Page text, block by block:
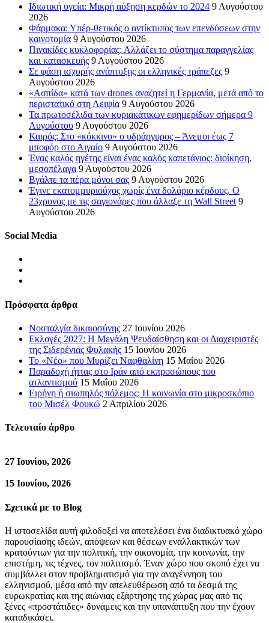
Ιδιωτική υγεία: Μικρή αύξηση κερδών το 2024 9 Αυγούστου
2026
Φάρμακα: Υπέρ-θετικός ο αντίκτυπος των επενδύσεων στην
καινοτομία 9 Αυγούστου 2026
Πινακίδες κυκλοφορίας: Αλλάζει το σύστημα παραγγελίας
και κατασκευής 9 Αυγούστου 2026
Σε φάση ισχυρής ανάπτυξης οι ελληνικές τράπεζες 9
Αυγούστου 2026
«Ασπίδα» κατά των drones αναζητεί η Γερμανία, μετά από το
περιστατικό στη Λειψία 9 Αυγούστου 2026
Τα πρωτοσέλιδα των κυριακάτικων εφημερίδων σήμερα 9
Αυγούστου 9 Αυγούστου 2026
Καιρός: Στο «κόκκινο» ο υδράργυρος – Άνεμοι έως 7
μποφόρ στο Αιγαίο 9 Αυγούστου 2026
Ένας καλός ηγέτης είναι ένας καλός καπετάνιος: διοίκηση,
μεσοπέλαγα 9 Αυγούστου 2026
Βγάλτε τα πέρα μόνοι σας 9 Αυγούστου 2026
Έγινε εκατομμυριούχος χωρίς ένα δολάριο κέρδους. Ο
23χρονος με τις σαγιονάρες που άλλαξε τη Wall Street 9
Αυγούστου 2026
Social Media
Πρόσφατα άρθρα
Νοσταλγία δικαιοσύνης 27 Ιουνίου 2026
Εκλογές 2027: Η Μεγάλη Ψευδαίσθηση και οι Διαχειριστές
της Σιδερένιας Φυλακής 15 Ιουνίου 2026
Το «Νέο» που Μυρίζει Ναφθαλίνη 15 Μαΐου 2026
Παραδοχή ήττας στο Ιράν από εκπροσώπους του
ατλαντισμού 15 Μαΐου 2026
Ειρήνη ή σιωπηλός πόλεμος; Η κοινωνία στο μικροσκόπιο
του Μισέλ Φουκώ 2 Απριλίου 2026
Τελευταίο άρθρο
27 Ιουνίου, 2026
15 Ιουνίου, 2026
Σχετικά με το Blog
Η ιστοσελίδα αυτή φιλοδοξεί να αποτελέσει ένα διαδικτυακό χώρο
παρουσίασης ιδεών, απόψεων και θέσεων εναλλακτικών των
κρατούντων για την πολιτική, την οικονομία, την κοινωνία, την
επιστήμη, τις τέχνες, τον πολιτισμό. Έναν χώρο που σκοπό έχει να
συμβάλλει στον προβληματισμό για την αναγέννηση του
ελληνισμού, μέσα από την απελευθέρωση από τα δεσμά της
ευρωκρατίας και της αιώνιας εξάρτησης της χώρας μας από τις
ξένες «προστάτιδες» δυνάμεις και την υπανάπτυξη που την έχουν
καταδικάσει.